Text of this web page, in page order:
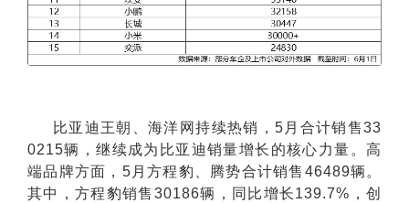
比亚迪王朝、海洋网持续热销，5月合计销售33
0215辆，继续成为比亚迪销量增长的核心力量。高
端品牌方面，5月方程豹、腾势合计销售46489辆。
其中，方程豹销售30186辆，同比增长139.7%，创